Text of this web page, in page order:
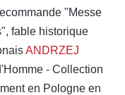
"Messe
fable historique
ANDRZEJ
- Collection
en Pologne en